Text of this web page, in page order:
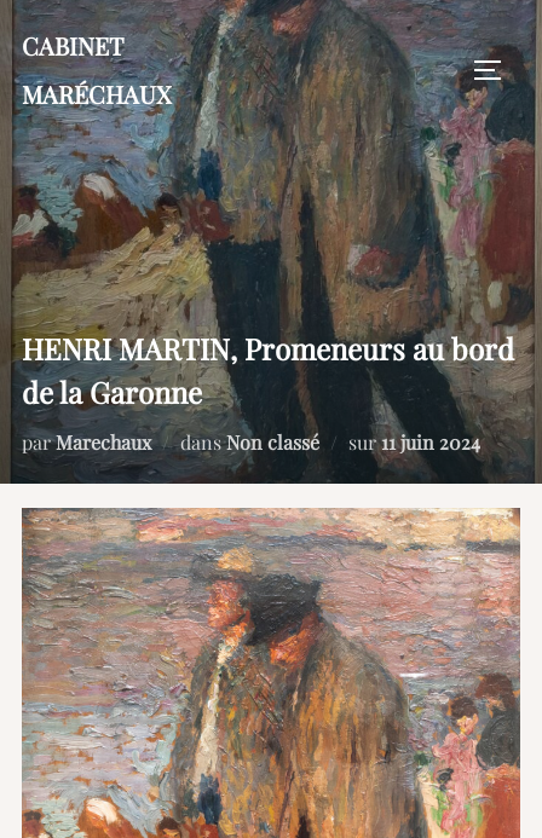
Aller
au
contenu
CABINET
MARÉCHAUX
HENRI MARTIN, Promeneurs au bord
de la Garonne
parMarechaux dansNon classé surPublié
le
11 juin 2024